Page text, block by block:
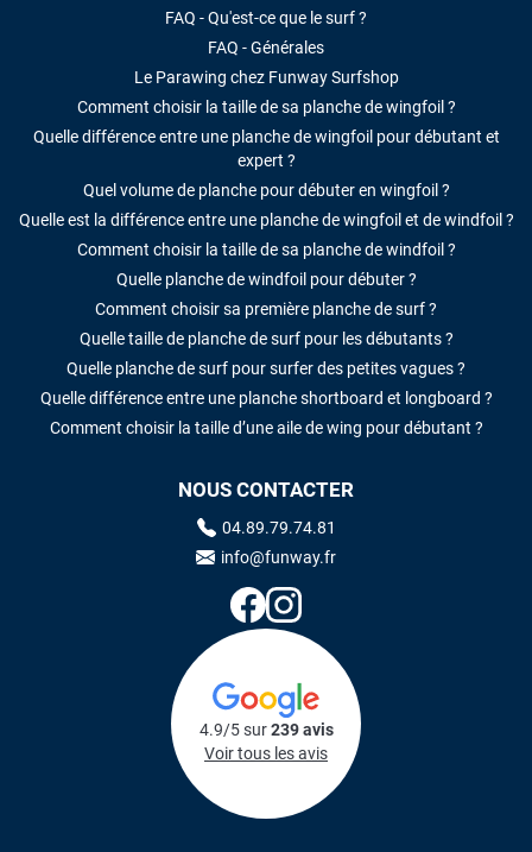
FAQ - Qu'est-ce que le surf ?
FAQ - Générales
Le Parawing chez Funway Surfshop
Comment choisir la taille de sa planche de wingfoil ?
Quelle différence entre une planche de wingfoil pour débutant et
expert ?
Quel volume de planche pour débuter en wingfoil ?
Quelle est la différence entre une planche de wingfoil et de windfoil ?
Comment choisir la taille de sa planche de windfoil ?
Quelle planche de windfoil pour débuter ?
Comment choisir sa première planche de surf ?
Quelle taille de planche de surf pour les débutants ?
Quelle planche de surf pour surfer des petites vagues ?
Quelle différence entre une planche shortboard et longboard ?
Comment choisir la taille d’une aile de wing pour débutant ?
NOUS CONTACTER
04.89.79.74.81
info@funway.fr
4.9/5 sur239 avis
Voir tous les avis